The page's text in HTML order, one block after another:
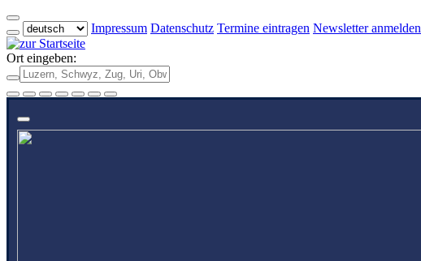
Impressum Datenschutz Termine eintragen Newsletter anmelden
Ort eingeben: